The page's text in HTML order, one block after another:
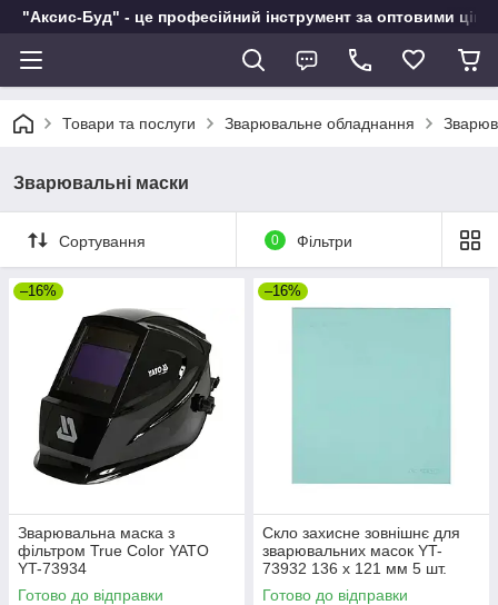
"Аксис-Буд" - це професійний інструмент за оптовими
Товари та послуги Зварювальне обладнання
Зварювальні маски
Сортування 0 Фільтри
–16%
Зварювальна маска з
фільтром True Color YATO
YT-73934
Готово до відправки
–16%
Скло захисне зовнішнє для
зварювальних масок YT-
73932 136 х 121 мм 5 шт.
YATO YT-73935
Готово до відправки